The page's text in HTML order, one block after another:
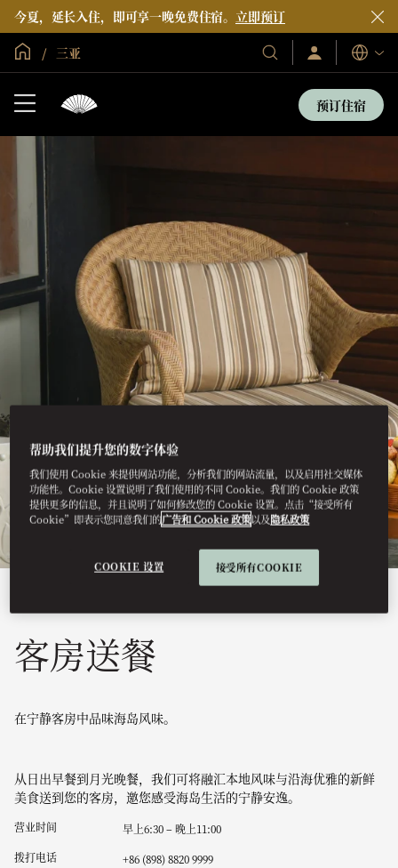
今夏，延长入住，即可享一晚免费住宿。 立即预订
全球首页
三亚
我
们
登
录/
即
加
入
语
言
预订住宿
客房送餐
在宁静客房中品味海岛风味。
从日出早餐到月光晚餐，我们可将融汇本地风味与沿海优雅的新鲜
美食送到您的客房，邀您感受海岛生活的宁静安逸。
营业时间
早上6:30 – 晚上11:00
拨打电话
+86 (898) 8820 9999
帮助我们提升您的数字体验
我们使用 Cookie 来提供网站功能，分析我们的网站流量，以及启用社交媒体
功能性。Cookie 设置说明了我们使用的不同 Cookie。我们的 Cookie 政策
提供更多的信息，并且说明了如何修改您的 Cookie 设置。点击“接受所有
Cookie”即表示您同意我们的广告和 Cookie 政策以及隐私政策
COOKIE 设置 接受所有COOKIE